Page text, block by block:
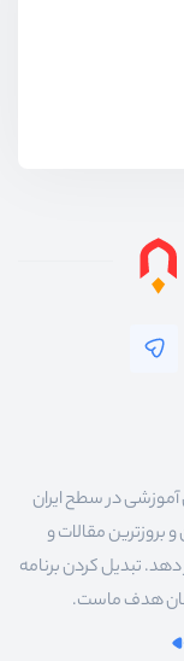
آموزشی در سطح ایران
بروزترین مقالات و
دهد. تبدیل کردن برنامه
هدف ماست.